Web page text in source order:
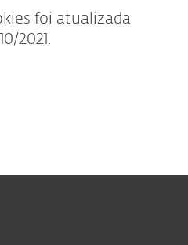
foi atualizada
2021.